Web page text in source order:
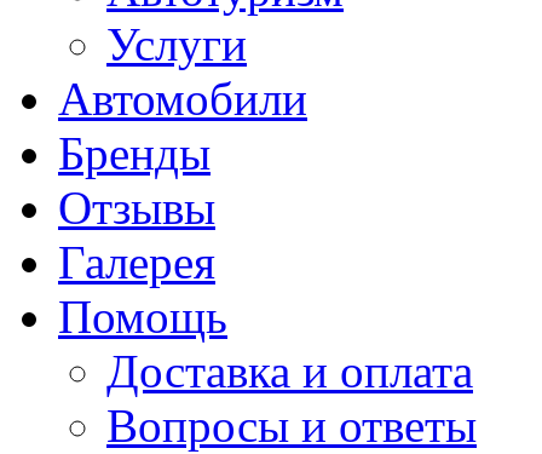
Услуги
Автомобили
Бренды
Отзывы
Галерея
Помощь
Доставка и оплата
Вопросы и ответы